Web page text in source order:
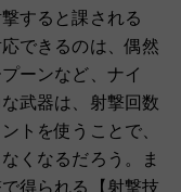
すると課される
できるのは、偶然
ーンなど、ナイ
武器は、射撃回数
トを使うことで、
くなるだろう。ま
得られる【射撃技